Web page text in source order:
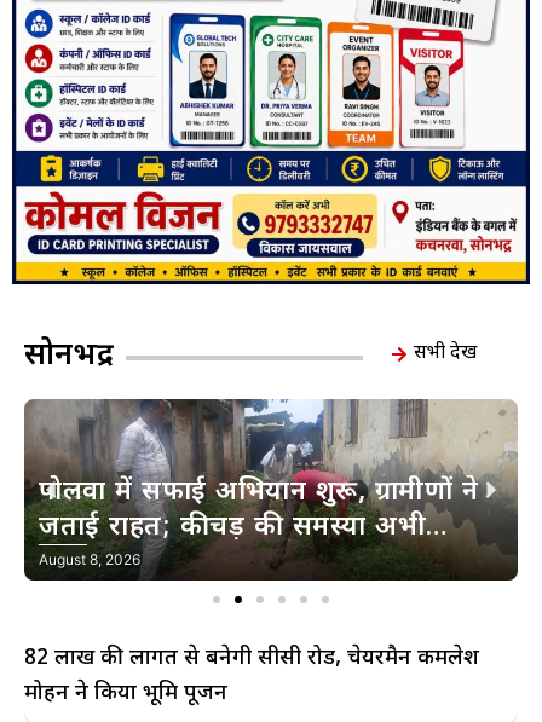
सोनभद्र सभी देखें
बारिश की कमी से धान की रोपाई प्रभावित,
पोलवा-अंधौली बांध क्षेत्र में किसान चिंतित
August 7, 2026
82 लाख की लागत से बनेगी सीसी रोड, चेयरमैन कमलेश
मोहन ने किया भूमि पूजन